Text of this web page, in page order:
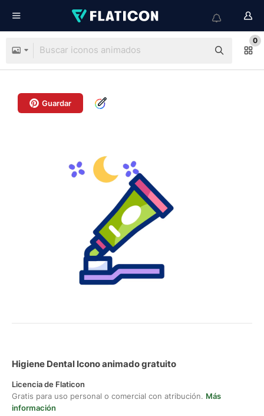
0
Guardar
Higiene Dental Icono animado gratuito
Licencia de Flaticon
Gratis para uso personal o comercial con atribución. Más
información